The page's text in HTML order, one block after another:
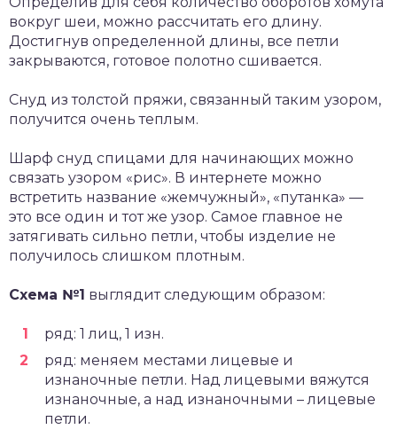
вокруг шеи, можно рассчитать его длину.
Достигнув определенной длины, все петли
закрываются, готовое полотно сшивается.
Снуд из толстой пряжи, связанный таким узором,
получится очень теплым.
Шарф снуд спицами для начинающих можно
связать узором «рис». В интернете можно
встретить название «жемчужный», «путанка» —
это все один и тот же узор. Самое главное не
затягивать сильно петли, чтобы изделие не
получилось слишком плотным.
Схема №1 выглядит следующим образом:
ряд: 1 лиц, 1 изн.
ряд: меняем местами лицевые и
изнаночные петли. Над лицевыми вяжутся
изнаночные, а над изнаночными – лицевые
петли.